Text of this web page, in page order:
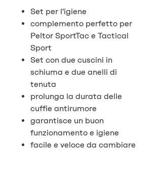
Set per l'igiene
complemento perfetto per
Peltor SportTac e Tactical
Sport
Set con due cuscini in
schiuma e due anelli di
tenuta
prolunga la durata delle
cuffie antirumore
garantisce un buon
funzionamento e igiene
facile e veloce da cambiare